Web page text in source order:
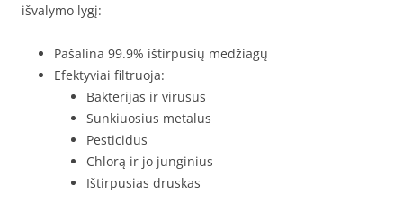
išvalymo lygį:
Pašalina 99.9% ištirpusių medžiagų
Efektyviai filtruoja:
Bakterijas ir virusus
Sunkiuosius metalus
Pesticidus
Chlorą ir jo junginius
Ištirpusias druskas